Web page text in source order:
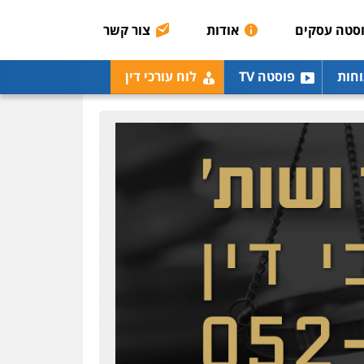
עסקים אודות צור קשר
פוסטה TV לוח עורכי דין
מחיקת כתבות מגוגל
ודחיקת אזכורים שליליים
דין
0522508109
אחסון אתרים
תמיכה
לעורכי דין
שירותים מקצועיים לעורכי
מאיה בלום, עו"ס,
טיפול ושיקום